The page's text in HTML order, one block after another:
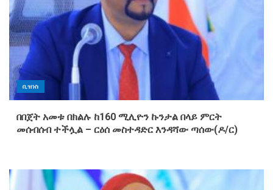
ቢዝነስ
በበጀት አመቱ በክልሉ ከ160 ሚሊዮን ኩንታል በላይ ምርት
መሰብሰብ ተችሏል – ርዕሰ መስተዳድር እንዳሻው ጣሰው(ዶ/ር)